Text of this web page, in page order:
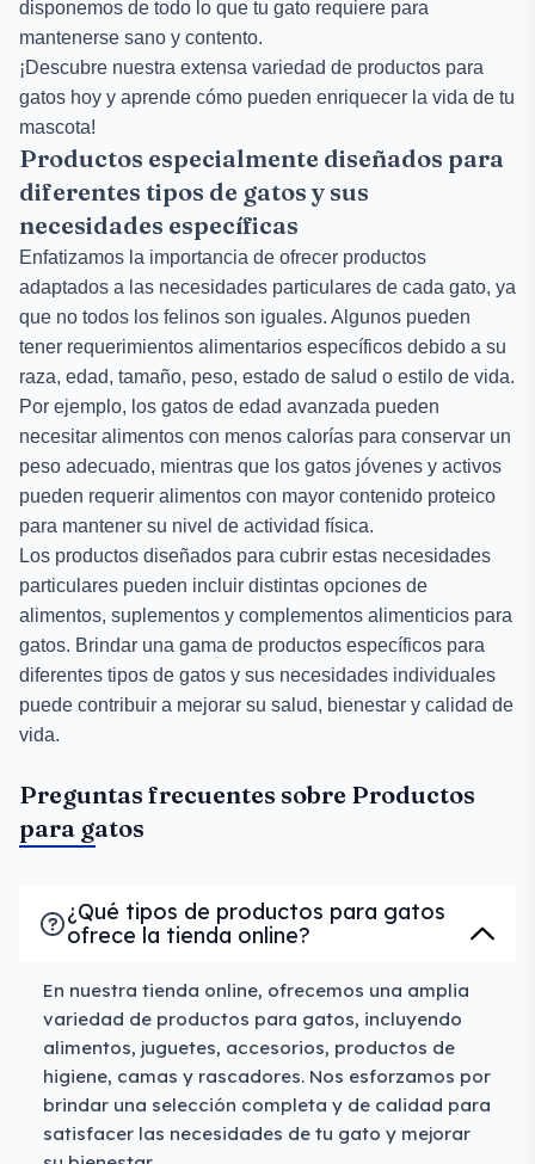
disponemos de todo lo que tu gato requiere para
mantenerse sano y contento.
¡Descubre nuestra extensa variedad de productos para
gatos hoy y aprende cómo pueden enriquecer la vida de tu
mascota!
Productos especialmente diseñados para
diferentes tipos de gatos y sus
necesidades específicas
Enfatizamos la importancia de ofrecer productos
adaptados a las necesidades particulares de cada gato, ya
que no todos los felinos son iguales. Algunos pueden
tener requerimientos alimentarios específicos debido a su
raza, edad, tamaño, peso, estado de salud o estilo de vida.
Por ejemplo, los gatos de edad avanzada pueden
necesitar alimentos con menos calorías para conservar un
peso adecuado, mientras que los gatos jóvenes y activos
pueden requerir alimentos con mayor contenido proteico
para mantener su nivel de actividad física.
Los productos diseñados para cubrir estas necesidades
particulares pueden incluir distintas opciones de
alimentos, suplementos y complementos alimenticios para
gatos. Brindar una gama de productos específicos para
diferentes tipos de gatos y sus necesidades individuales
puede contribuir a mejorar su salud, bienestar y calidad de
vida.
Preguntas frecuentes sobre Productos
para gatos
¿Qué tipos de productos para gatos
ofrece la tienda online?
En nuestra tienda online, ofrecemos una amplia
variedad de productos para gatos, incluyendo
alimentos, juguetes, accesorios, productos de
higiene, camas y rascadores. Nos esforzamos por
brindar una selección completa y de calidad para
satisfacer las necesidades de tu gato y mejorar